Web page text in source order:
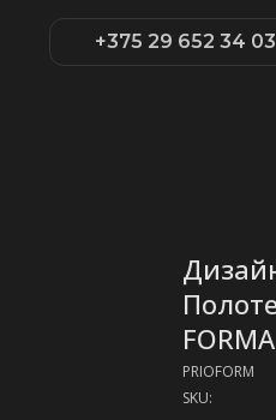
+375 29 652 34 03
PRIOFORM
SKU: